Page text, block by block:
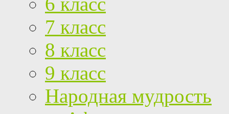
7 класс
8 класс
9 класс
Народная мудрость